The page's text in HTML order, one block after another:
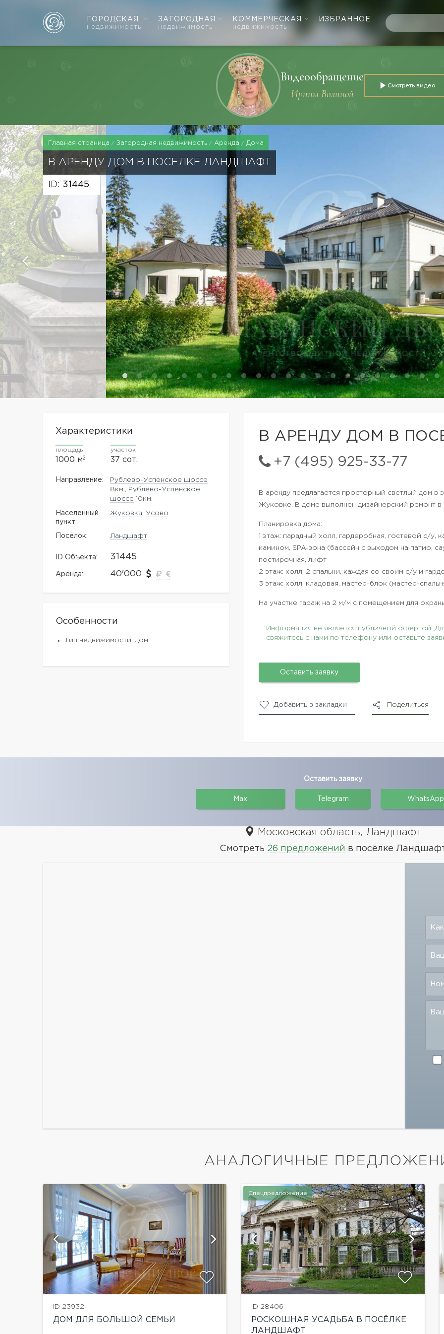
ГОРОДСКАЯ
недвижимость
ЗАГОРОДНАЯ
недвижимость
КОММЕРЧЕСКАЯ
недвижимость
ИЗБРАННОЕ
Видеообращение
Ирины Волиной
Смотреть видео
Главная страница Загородная недвижимость Аренда Дома
В АРЕНДУ ДОМ В ПОСЕЛКЕ ЛАНДШАФТ
ID: 31445
В АРЕНДУ ДОМ В
+7 (495) 925-33-77
Характеристики
площадь
1000 м2
участок
37 сот.
Направление:
Рублево-Успенское шоссе
8км.,
Рублево-Успенское
шоссе 10км.
Населённый
пункт:
Жуковка ,Усово
Посёлок: Ландшафт
ID Объекта: 31445
Аренда: 40'000
Особенности
Тип недвижимости: дом
В аренду предлагается просторный светлый дом
Жуковке. В доме выполнен дизайнерский ремонт в
Планировка дома:
1 этаж: парадный холл, гардеробная, гостевой с/у,
камином, SPA-зона (бассейн с выходом на патио,
постирочная, лифт
2 этаж: холл, 2 спальни, каждая со своим с/у и
3 этаж: холл, кладовая, мастер-блок (мастер-
На участке гараж на 2 м/м с помещением для
Информация не является публичной офертой.
свяжитесь с нами по телефону или оставьте
Оставить заявку
Добавить в закладки Поделиться
Оставить заявку
Max Telegram WhatsApp
Московская область, Ландшафт
Смотреть 26 предложений в посёлке
АНАЛОГИЧНЫЕ
ID 23932
ДОМ ДЛЯ БОЛЬШОЙ СЕМЬИ
показать ещё 9 фотографий
Спецпредложение
ID 28406
РОСКОШНАЯ УСАДЬБА В ПОСЁЛКЕ
ЛАНДШАФТ
показать ещё 21 фотографию